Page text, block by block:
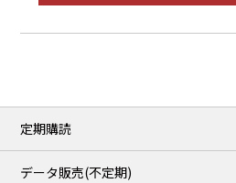
定期購読
データ販売(不定期)